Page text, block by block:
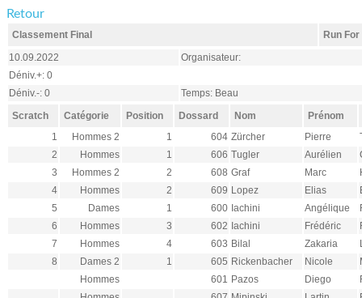
Retour
Classement Final
Run
10.09.2022
Organisateur:
Déniv.+: 0
Déniv.-: 0
Temps: Beau
Scratch
Catégorie Position Dossard Nom
Prénom
1
Hommes 2 1 604 Zürcher Pierre
2
Hommes 1 606 Tugler Aurélien
3
Hommes 2 2 608 Graf Marc
4
Hommes 2 609 Lopez Elias
5
Dames 1 600 Iachini Angélique
6
Hommes 3 602 Iachini Frédéric
7
Hommes 4 603 Bilal Zakaria
8
Dames 2 1 605 Rickenbacher Nicole
Hommes
601 Pazos Diego